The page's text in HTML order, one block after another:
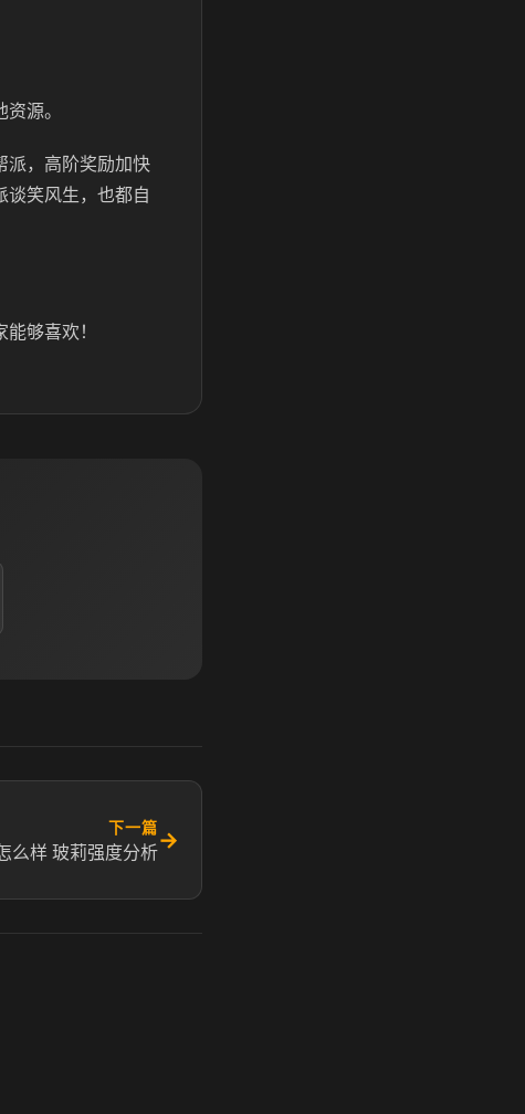
源。
派，高阶奖励加快
谈笑风生，也都自
够喜欢！
下一篇
么样 玻莉强度分析→